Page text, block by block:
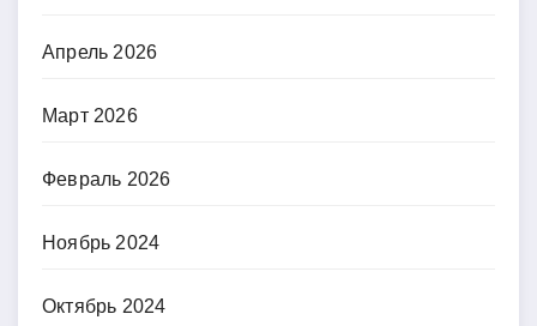
Апрель 2026
Март 2026
Февраль 2026
Ноябрь 2024
Октябрь 2024